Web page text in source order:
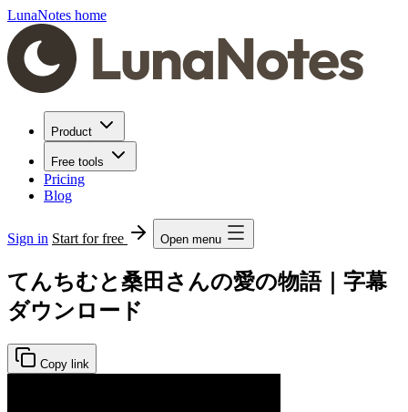
LunaNotes home
Product
Free tools
Pricing
Blog
Sign in Start for free Open menu
てんちむと桑田さんの愛の物語｜字幕
ダウンロード
Copy link